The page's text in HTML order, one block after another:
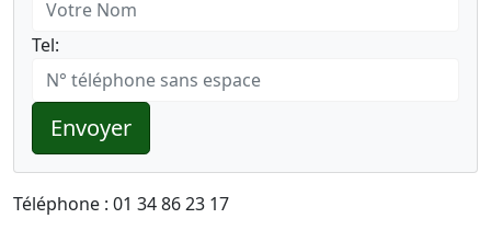
Tel:
Envoyer
Téléphone : 01 34 86 23 17